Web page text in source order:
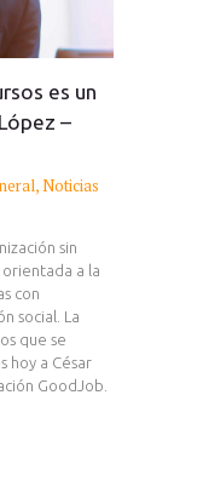
es un
–
,Noticias
sin
a la
con
social. La
que se
hoy a César
GoodJob.